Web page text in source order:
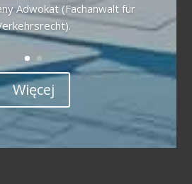
Adwokat (Fachanwalt für
Więcej